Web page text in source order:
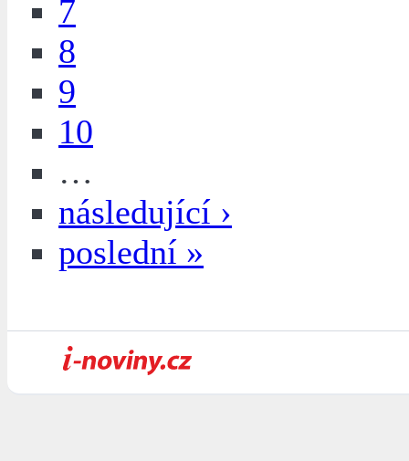
7
8
9
10
…
následující ›
poslední »